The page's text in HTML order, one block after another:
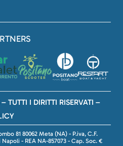
TUTTI I DIRITTI RISERVATI –
81 80062 Meta (NA) - P.iva, C.F.
- REA NA-857073 - Cap. Soc. €